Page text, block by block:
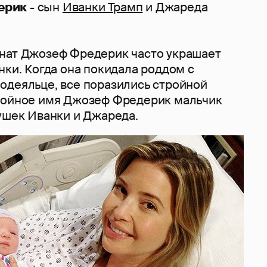
- сын Иванки Трамп и Джареда
Джозеф Фредерик часто украшает
Когда она покидала роддом с
все поразились стройной
имя Джозеф Фредерик мальчик
Иванки и Джареда.